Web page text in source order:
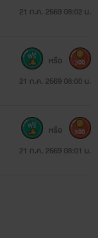
21 ก.ค. 2569 08:02 น.
21 ก.ค. 2569 08:00 น.
หรือ 300
21 ก.ค. 2569 08:01 น.
หรือ 500